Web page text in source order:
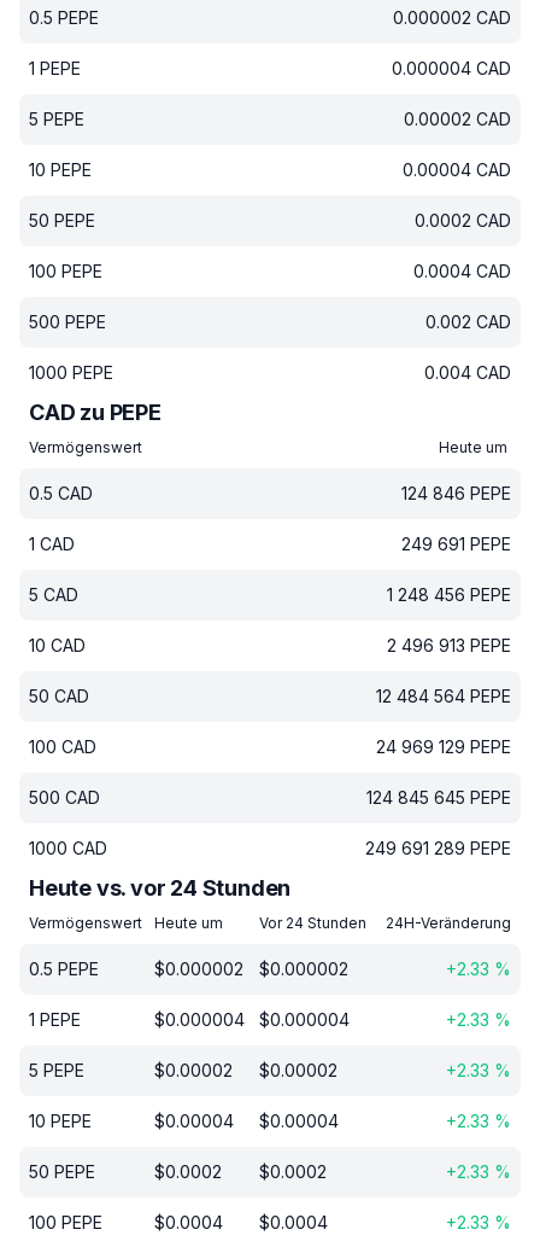
0.5 PEPE 0.000002 CAD
1 PEPE 0.000004 CAD
5 PEPE 0.00002 CAD
10 PEPE 0.00004 CAD
50 PEPE 0.0002 CAD
100 PEPE 0.0004 CAD
500 PEPE 0.002 CAD
1000 PEPE 0.004 CAD
CAD zu PEPE
Vermögenswert Heute um
0.5 CAD 124 846 PEPE
1 CAD 249 691 PEPE
5 CAD 1 248 456 PEPE
10 CAD 2 496 913 PEPE
50 CAD 12 484 564 PEPE
100 CAD 24 969 129 PEPE
500 CAD 124 845 645 PEPE
1000 CAD 249 691 289 PEPE
Heute vs. vor 24 Stunden
Vermögenswert Heute um Vor 24 Stunden 24H-Veränderung
0.5 PEPE $0.000002 $0.000002 +2.33 %
1 PEPE $0.000004 $0.000004 +2.33 %
5 PEPE $0.00002 $0.00002 +2.33 %
10 PEPE $0.00004 $0.00004 +2.33 %
50 PEPE $0.0002 $0.0002 +2.33 %
100 PEPE $0.0004 $0.0004 +2.33 %